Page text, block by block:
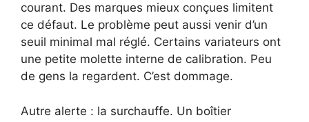
courant. Des marques mieux conçues limitent
ce défaut. Le problème peut aussi venir d’un
seuil minimal mal réglé. Certains variateurs ont
une petite molette interne de calibration. Peu
de gens la regardent. C’est dommage.
Autre alerte : la surchauffe. Un boîtier